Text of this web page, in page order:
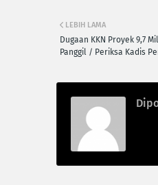
LEBIH LAMA
Dugaan KKN Proyek 9,7
Panggil / Periksa Kadis